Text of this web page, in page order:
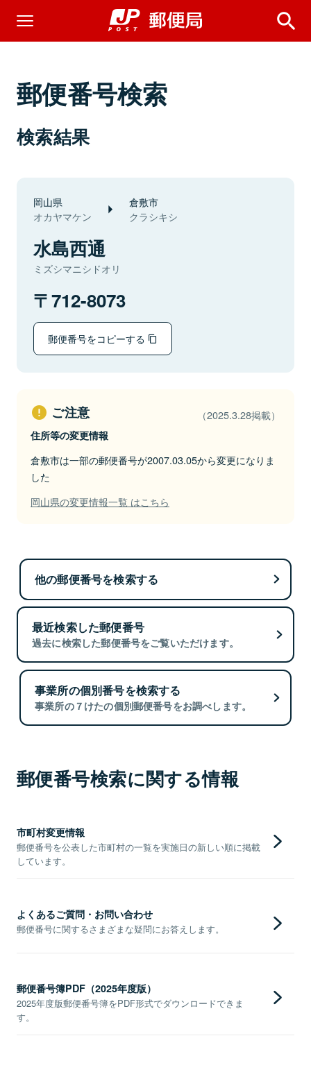
郵便番号検索
検索結果
岡山県
オカヤマケン
倉敷市
クラシキシ
水島西通
ミズシマニシドオリ
712-8073
郵便番号をコピーする
ご注意 （2025.3.28掲載）
住所等の変更情報
倉敷市は一部の郵便番号が2007.03.05から変更になりま
した
岡山県の変更情報一覧 はこちら
他の郵便番号を検索する
最近検索した郵便番号
過去に検索した郵便番号をご覧いただけます。
事業所の個別番号を検索する
事業所の７けたの個別郵便番号をお調べします。
郵便番号検索に関する情報
市町村変更情報
郵便番号を公表した市町村の一覧を実施日の新しい順に掲載
しています。
よくあるご質問・お問い合わせ
郵便番号に関するさまざまな疑問にお答えします。
郵便番号簿PDF（2025年度版）
2025年度版郵便番号簿をPDF形式でダウンロードできま
す。